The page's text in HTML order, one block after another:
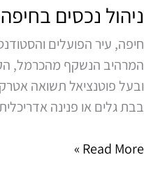
ניהול נכסים בחיפה
חיפה, עיר הפועלים
המרהיב הנשקף מהכרמל,
ובעל פוטנציאל תשואה
בבת גלים או פנינה
בחיפה
Read More »